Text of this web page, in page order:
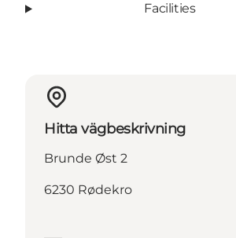
Facilities
Hitta vägbeskrivning
Brunde Øst 2
6230 Rødekro